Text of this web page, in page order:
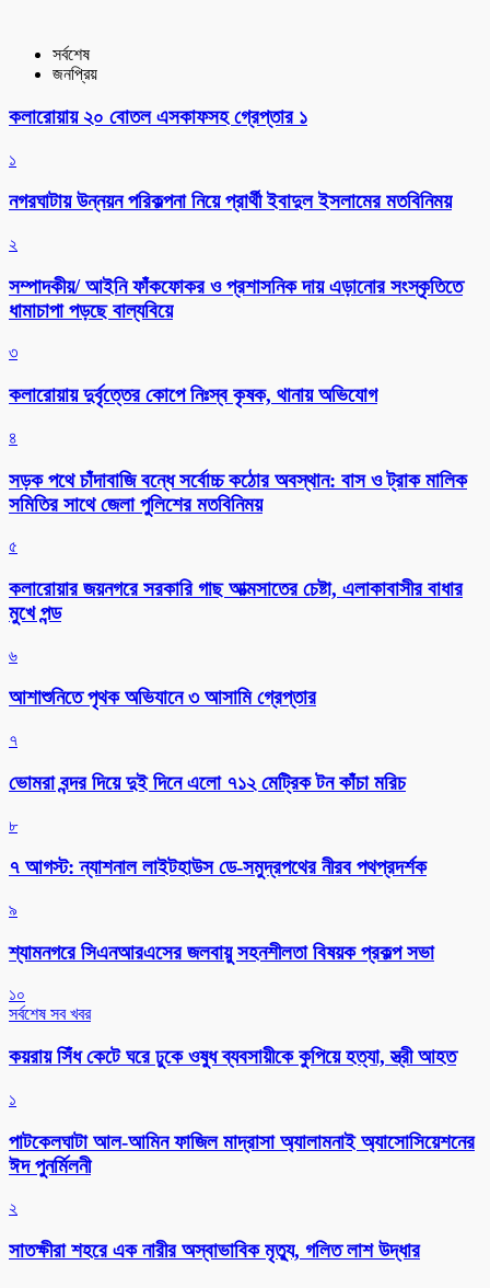
সর্বশেষ
জনপ্রিয়
কলারোয়ায় ২০ বোতল এসকাফসহ গ্রেপ্তার ১
১
নগরঘাটায় উন্নয়ন পরিকল্পনা নিয়ে প্রার্থী ইবাদুল ইসলামের মতবিনিময়
২
সম্পাদকীয়/ আইনি ফাঁকফোকর ও প্রশাসনিক দায় এড়ানোর সংস্কৃতিতে
ধামাচাপা পড়ছে বাল্যবিয়ে
৩
কলারোয়ায় দুর্বৃত্তের কোপে নিঃস্ব কৃষক, থানায় অভিযোগ
৪
সড়ক পথে চাঁদাবাজি বন্ধে সর্বোচ্চ কঠোর অবস্থান: বাস ও ট্রাক মালিক
সমিতির সাথে জেলা পুলিশের মতবিনিময়
৫
কলারোয়ার জয়নগরে সরকারি গাছ আত্মসাতের চেষ্টা, এলাকাবাসীর বাধার
মুখে পন্ড
৬
আশাশুনিতে পৃথক অভিযানে ৩ আসামি গ্রেপ্তার
৭
ভোমরা বন্দর দিয়ে দুই দিনে এলো ৭১২ মেট্রিক টন কাঁচা মরিচ
৮
৭ আগস্ট: ন্যাশনাল লাইটহাউস ডে-সমুদ্রপথের নীরব পথপ্রদর্শক
৯
শ্যামনগরে সিএনআরএসের জলবায়ু সহনশীলতা বিষয়ক প্রকল্প সভা
১০
সর্বশেষ সব খবর
কয়রায় সিঁধ কেটে ঘরে ঢুকে ওষুধ ব্যবসায়ীকে কুপিয়ে হত্যা, স্ত্রী আহত
১
পাটকেলঘাটা আল-আমিন ফাজিল মাদ্রাসা অ্যালামনাই অ্যাসোসিয়েশনের
ঈদ পুনর্মিলনী
২
সাতক্ষীরা শহরে এক নারীর অস্বাভাবিক মৃত্যু, গলিত লাশ উদ্ধার